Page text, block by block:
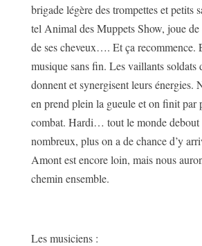
brigade légère des trompettes et petits
tel Animal des Muppets Show, joue de
de ses cheveux…. Et ça recommence.
musique sans fin. Les vaillants soldats
donnent et synergisent leurs énergies.
en prend plein la gueule et on finit par
combat. Hardi… tout le monde debout
nombreux, plus on a de chance d’y
Amont est encore loin, mais nous
chemin ensemble.
Les musiciens :